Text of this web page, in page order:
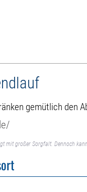
gemütlich den
mit großer Sorgfalt. Dennoch